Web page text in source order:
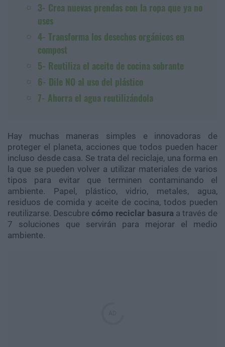
3- Crea nuevas prendas con la ropa que ya no
uses
4- Transforma los desechos orgánicos en
compost
5- Reutiliza el aceite de cocina sobrante
6- Dile NO al uso del plástico
7- Ahorra el agua reutilizándola
Hay muchas maneras simples e innovadoras de
proteger el planeta, acciones que todos pueden hacer
incluso desde casa. Se trata del reciclaje, una forma en
la que se pueden volver a utilizar materiales de varios
tipos para evitar que terminen contaminando el
ambiente. Papel, plástico, vidrio, metales, agua,
residuos de comida y aceite de cocina, todos pueden
reutilizarse. Descubre cómo reciclar basura a través de
7 soluciones que servirán para mejorar el medio
ambiente.